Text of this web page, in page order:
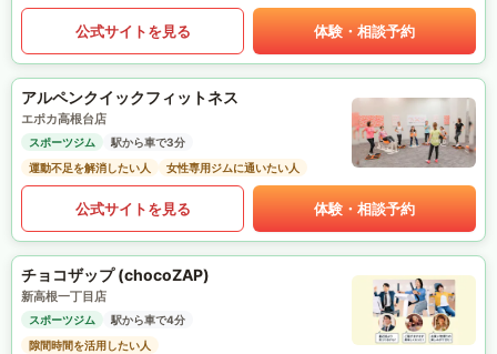
公式サイトを見る 体験・相談予約
アルペンクイックフィットネス
エポカ高根台店
スポーツジム
駅から車で3分
運動不足を解消したい人
女性専用ジムに通いたい人
公式サイトを見る 体験・相談予約
チョコザップ (chocoZAP)
新高根一丁目店
スポーツジム
駅から車で4分
隙間時間を活用したい人